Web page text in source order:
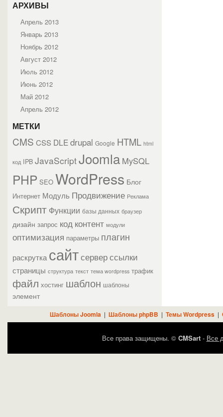
АРХИВЫ
Апрель 2013
Январь 2013
Ноябрь 2012
Август 2012
Июль 2012
Июнь 2012
Май 2012
Апрель 2012
МЕТКИ
CMS CSS DLEdrupal Google HTML html
код IPB JavaScriptJoomla MySQL
PHP SEO WordPress Блог
Интернет Модуль Продвижение Реклама
Скрипт Функции базы данных браузер
дизайн запрос код контент модули
оптимизация параметры плагин
раскрутка сайтсерверссылки
страницы структура текст тема wordpress трафик
файл хостинг шаблон шаблоны
элемент
Шаблоны Joomla | Шаблоны phpBB | Темы Wordpress|
Все права защищены. © CMSart- Все